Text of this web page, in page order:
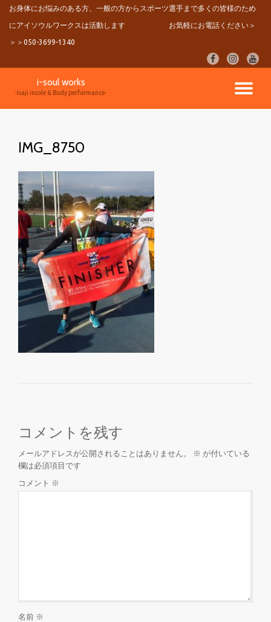
ン
お身体にお悩みのある方、一般の方からスポーツ選手まで多くの皆様のため
にアイソウルワークスは活動します お気軽にお電話ください＞
＞＞050-3699-1340
fa-
facebook
fa-
instagram
fa-
ナ
i-soul works
-Isaji insole & Body performance-
IMG_8750
コメントを残す
メールアドレスが公開されることはありません。 ※ が付いている
欄は必須項目です
コメント ※
名前 ※